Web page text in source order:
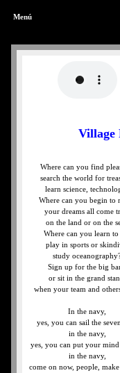
Menú
Village
Where can you find
search the world for
learn science,
Where can you begin to
your dreams all come
on the land or on the
Where can you learn to
play in sports or
study
Sign up for the big
or sit in the grand
when your team and
In the navy,
yes, you can sail the seven
in the navy,
yes, you can put your mind
in the navy,
come on now, people, make